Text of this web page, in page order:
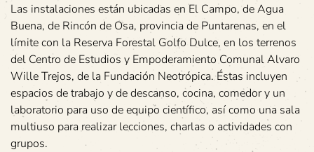
Las instalaciones están ubicadas en El Campo, de Agua
Buena, de Rincón de Osa, provincia de Puntarenas, en el
límite con la Reserva Forestal Golfo Dulce, en los terrenos
del Centro de Estudios y Empoderamiento Comunal Alvaro
Wille Trejos, de la Fundación Neotrópica. Éstas incluyen
espacios de trabajo y de descanso, cocina, comedor y un
laboratorio para uso de equipo científico, así como una sala
multiuso para realizar lecciones, charlas o actividades con
grupos.